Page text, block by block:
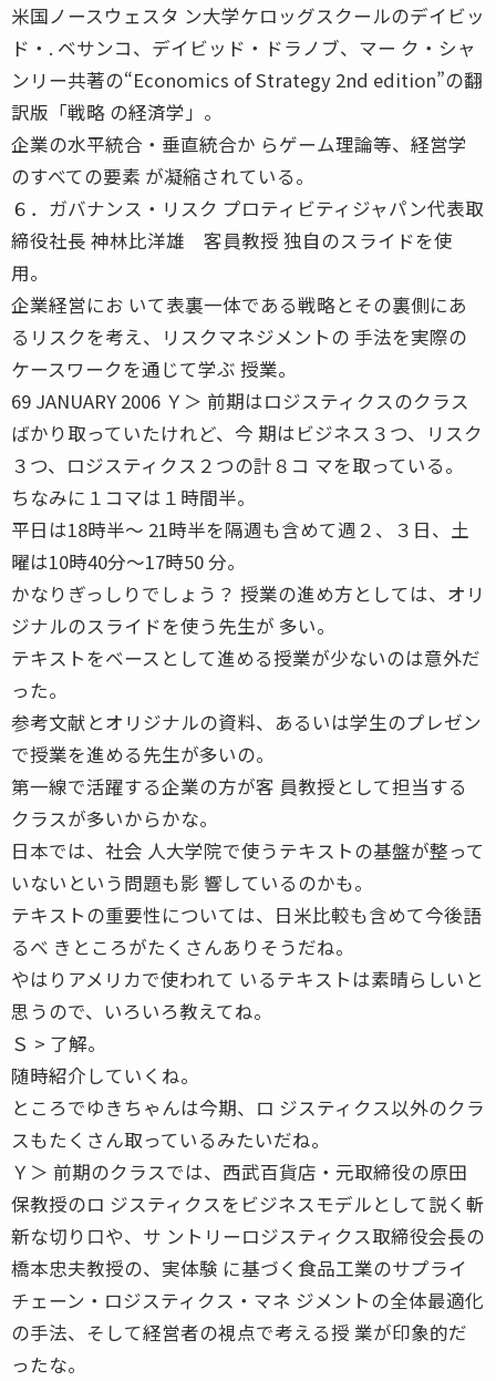
米国ノースウェスタ ン大学ケロッグスクールのデイビッ
ド・. ベサンコ、デイビッド・ドラノブ、マー ク・シャ
ンリー共著の“Economics of Strategy 2nd edition”の翻
訳版「戦略 の経済学」。
企業の水平統合・垂直統合か らゲーム理論等、経営学
のすべての要素 が凝縮されている。
６．ガバナンス・リスク プロティビティジャパン代表取
締役社長 神林比洋雄 客員教授 独自のスライドを使
用。
企業経営にお いて表裏一体である戦略とその裏側にあ
るリスクを考え、リスクマネジメントの 手法を実際の
ケースワークを通じて学ぶ 授業。
69 JANUARY 2006 Ｙ＞ 前期はロジスティクスのクラス
ばかり取っていたけれど、今 期はビジネス３つ、リスク
３つ、ロジスティクス２つの計８コ マを取っている。
ちなみに１コマは１時間半。
平日は18時半〜 21時半を隔週も含めて週２、３日、土
曜は10時40分〜17時50 分。
かなりぎっしりでしょう？ 授業の進め方としては、オリ
ジナルのスライドを使う先生が 多い。
テキストをベースとして進める授業が少ないのは意外だ
った。
参考文献とオリジナルの資料、あるいは学生のプレゼン
で授業を進める先生が多いの。
第一線で活躍する企業の方が客 員教授として担当する
クラスが多いからかな。
日本では、社会 人大学院で使うテキストの基盤が整って
いないという問題も影 響しているのかも。
テキストの重要性については、日米比較も含めて今後語
るべ きところがたくさんありそうだね。
やはりアメリカで使われて いるテキストは素晴らしいと
思うので、いろいろ教えてね。
Ｓ > 了解。
随時紹介していくね。
ところでゆきちゃんは今期、ロ ジスティクス以外のクラ
スもたくさん取っているみたいだね。
Ｙ＞ 前期のクラスでは、西武百貨店・元取締役の原田
保教授のロ ジスティクスをビジネスモデルとして説く斬
新な切り口や、サ ントリーロジスティクス取締役会長の
橋本忠夫教授の、実体験 に基づく食品工業のサプライ
チェーン・ロジスティクス・マネ ジメントの全体最適化
の手法、そして経営者の視点で考える授 業が印象的だ
ったな。